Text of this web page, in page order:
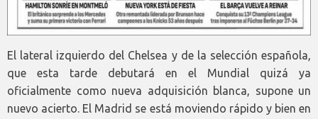
El lateral izquierdo del Chelsea y de la selección española,
que esta tarde debutará en el Mundial quizá ya
oficialmente como nueva adquisición blanca, supone un
nuevo acierto. El Madrid se está moviendo rápido y bien en